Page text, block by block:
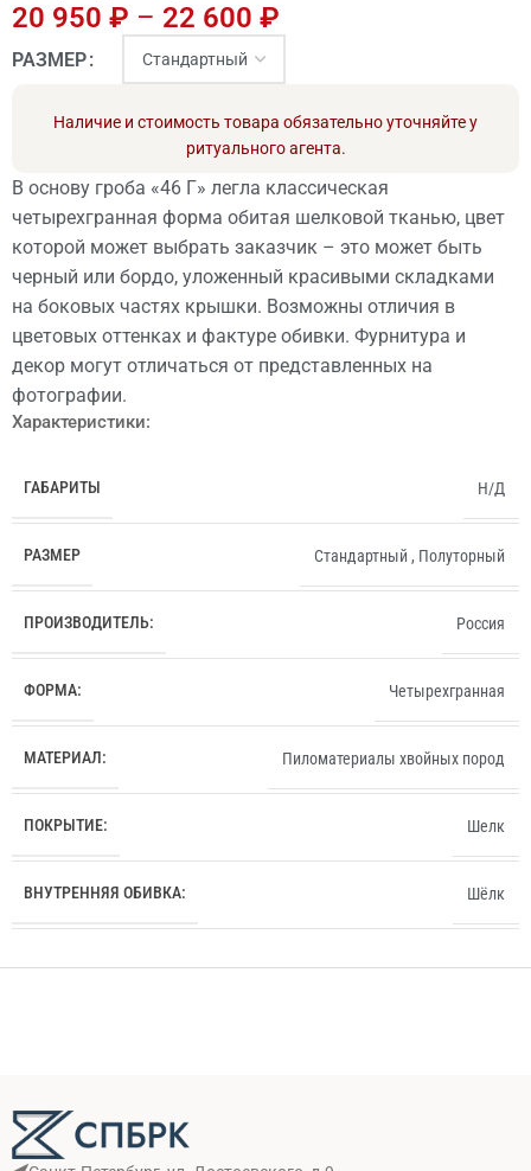
20 950 ₽ – 22 600 ₽
РАЗМЕР
Наличие и стоимость товара обязательно уточняйте у
ритуального агента.
В основу гроба «46 Г» легла классическая
четырехгранная форма обитая шелковой тканью, цвет
которой может выбрать заказчик – это может быть
черный или бордо, уложенный красивыми складками
на боковых частях крышки. Возможны отличия в
цветовых оттенках и фактуре обивки. Фурнитура и
декор могут отличаться от представленных на
фотографии.
Характеристики:
ГАБАРИТЫ Н/Д
РАЗМЕР Стандартный , Полуторный
ПРОИЗВОДИТЕЛЬ: Россия
ФОРМА: Четырехгранная
МАТЕРИАЛ: Пиломатериалы хвойных пород
ПОКРЫТИЕ: Шелк
ВНУТРЕННЯЯ ОБИВКА: Шёлк